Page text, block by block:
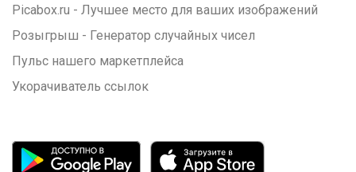
Picabox.ru - Лучшее место для ваших изображений
Розыгрыш - Генератор случайных чисел
Пульс нашего маркетплейса
Укорачиватель ссылок